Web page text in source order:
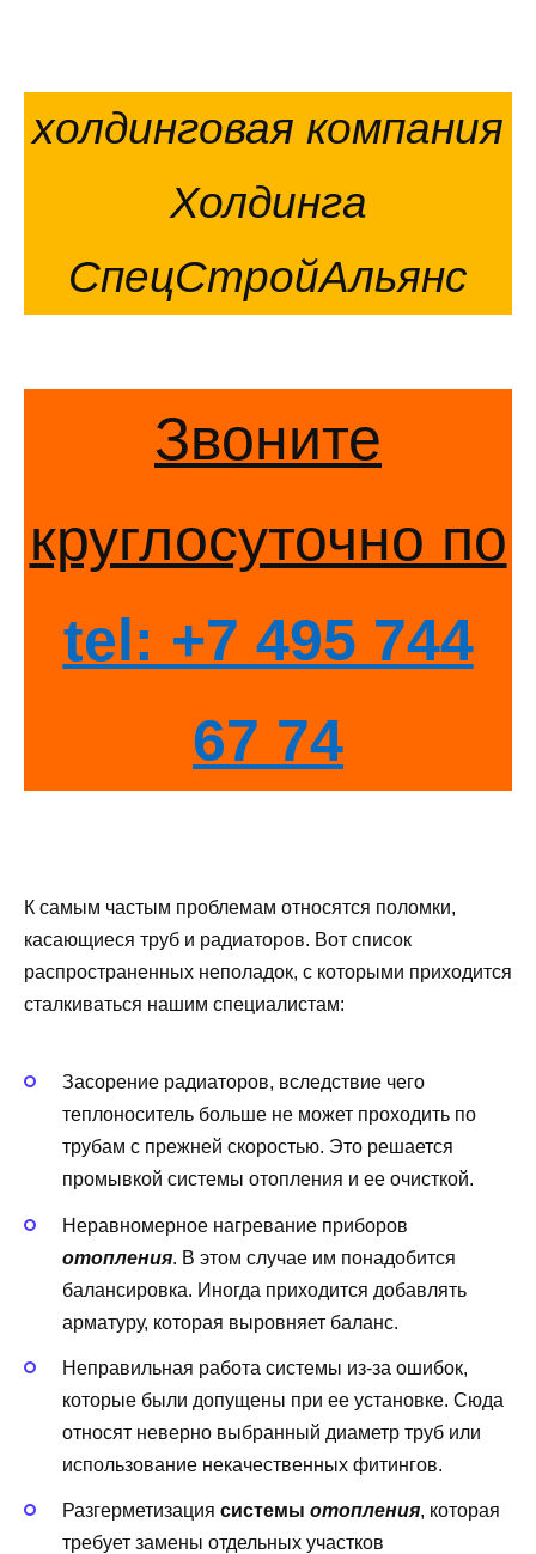
холдинговая компания
Холдинга
СпецСтройАльянс
Звоните
круглосуточно по
tel: +7 495 744
67 74
К самым частым проблемам относятся поломки,
касающиеся труб и радиаторов. Вот список
распространенных неполадок, с которыми приходится
сталкиваться нашим специалистам:
Засорение радиаторов, вследствие чего
теплоноситель больше не может проходить по
трубам с прежней скоростью. Это решается
промывкой системы отопления и ее очисткой.
Неравномерное нагревание приборов
отопления. В этом случае им понадобится
балансировка. Иногда приходится добавлять
арматуру, которая выровняет баланс.
Неправильная работа системы из-за ошибок,
которые были допущены при ее установке. Сюда
относят неверно выбранный диаметр труб или
использование некачественных фитингов.
Разгерметизация системы отопления, которая
требует замены отдельных участков